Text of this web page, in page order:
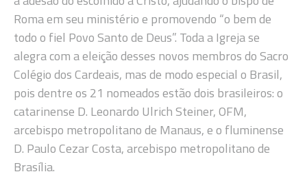
Roma em seu ministério e promovendo “o bem de
todo o fiel Povo Santo de Deus”. Toda a Igreja se
alegra com a eleição desses novos membros do Sacro
Colégio dos Cardeais, mas de modo especial o Brasil,
pois dentre os 21 nomeados estão dois brasileiros: o
catarinense D. Leonardo Ulrich Steiner, OFM,
arcebispo metropolitano de Manaus, e o fluminense
D. Paulo Cezar Costa, arcebispo metropolitano de
Brasília.